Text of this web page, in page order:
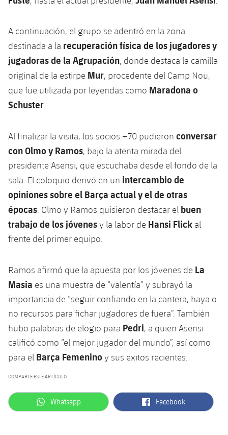
A continuación, el grupo se adentró en la zona
destinada a la recuperación física de los jugadores y
jugadoras de la Agrupación, donde destaca la camilla
original de la estirpe Mur, procedente del Camp Nou,
que fue utilizada por leyendas como Maradona o
Schuster
Al finalizar la visita, los socios +70 pudieron conversar
con Olmo y Ramos, bajo la atenta mirada del
presidente Asensi, que escuchaba desde el fondo de la
sala. El coloquio derivó en un intercambio de
opiniones sobre el Barça actual y el de otras
épocas . Olmo y Ramos quisieron destacar el buen
trabajo de los jóvenesy la labor de Hansi Flick al
frente del primer equipo.
Ramos afirmó que la apuesta por los jóvenes de La
Masia es una muestra de “valentía” y subrayó la
importancia de “seguir confiando en la cantera, haya o
no recursos para fichar jugadores de fuera”. También
hubo palabras de elogio para Pedri, a quien Asensi
calificó como “el mejor jugador del mundo”, así como
para el Barça Femenino y sus éxitos recientes.
COMPARTE ESTE ARTÍCULO
label.aria.whatsapp
Whatsapp label.aria.facebook
Facebook